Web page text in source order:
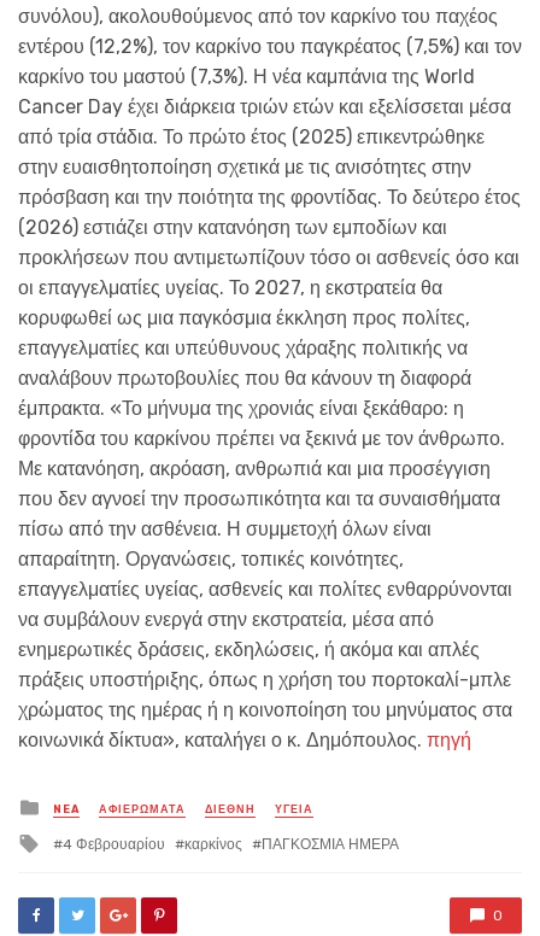
συνόλου), ακολουθούμενος από τον καρκίνο του παχέος
εντέρου (12,2%), τον καρκίνο του παγκρέατος (7,5%) και τον
καρκίνο του μαστού (7,3%). Η νέα καμπάνια της World
Cancer Day έχει διάρκεια τριών ετών και εξελίσσεται μέσα
από τρία στάδια. Το πρώτο έτος (2025) επικεντρώθηκε
στην ευαισθητοποίηση σχετικά με τις ανισότητες στην
πρόσβαση και την ποιότητα της φροντίδας. Το δεύτερο έτος
(2026) εστιάζει στην κατανόηση των εμποδίων και
προκλήσεων που αντιμετωπίζουν τόσο οι ασθενείς όσο και
οι επαγγελματίες υγείας. Το 2027, η εκστρατεία θα
κορυφωθεί ως μια παγκόσμια έκκληση προς πολίτες,
επαγγελματίες και υπεύθυνους χάραξης πολιτικής να
αναλάβουν πρωτοβουλίες που θα κάνουν τη διαφορά
έμπρακτα. «Το μήνυμα της χρονιάς είναι ξεκάθαρο: η
φροντίδα του καρκίνου πρέπει να ξεκινά με τον άνθρωπο.
Με κατανόηση, ακρόαση, ανθρωπιά και μια προσέγγιση
που δεν αγνοεί την προσωπικότητα και τα συναισθήματα
πίσω από την ασθένεια. Η συμμετοχή όλων είναι
απαραίτητη. Οργανώσεις, τοπικές κοινότητες,
επαγγελματίες υγείας, ασθενείς και πολίτες ενθαρρύνονται
να συμβάλουν ενεργά στην εκστρατεία, μέσα από
ενημερωτικές δράσεις, εκδηλώσεις, ή ακόμα και απλές
πράξεις υποστήριξης, όπως η χρήση του πορτοκαλί-μπλε
χρώματος της ημέρας ή η κοινοποίηση του μηνύματος στα
κοινωνικά δίκτυα», καταλήγει ο κ. Δημόπουλος. πηγή
Posted
in
NEA ΑΦΙΕΡΩΜΑΤΑ ΔΙΕΘΝΗ ΥΓΕΙΑ
Tagged
4 Φεβρουαρίου καρκίνος ΠΑΓΚΟΣΜΙΑ ΗΜΕΡΑ
0